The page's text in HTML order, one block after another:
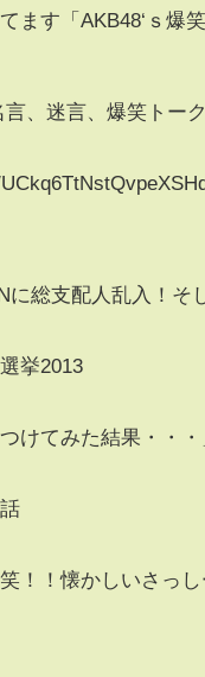
ます「AKB48‘ｓ爆
、迷言、爆笑トー
総支配人乱入！そ
挙2013
けてみた結果・・・
！！懐かしいさっ